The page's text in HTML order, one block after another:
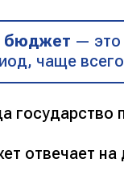
бюджет — это
чаще
государство
отвечает на